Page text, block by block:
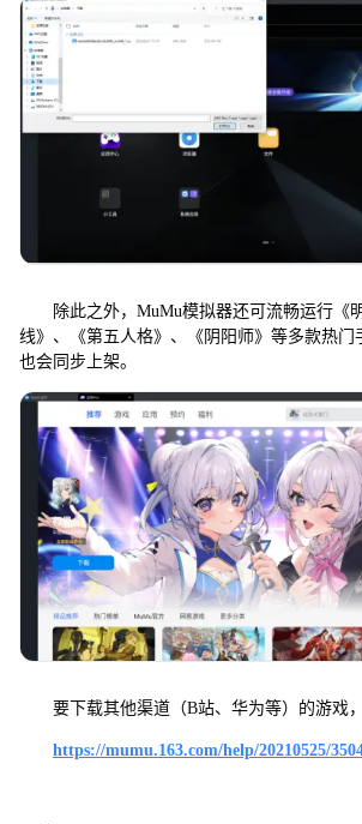
除此之外，MuMu模拟器还可流畅运行《
线》、《第五人格》、《阴阳师》等多款热门
也会同步上架。
要下载其他渠道（B站、华为等）的游戏，
https://mumu.163.com/help/20210525/